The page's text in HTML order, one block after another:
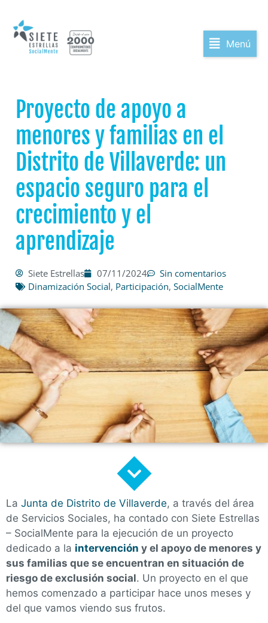
Menú
Proyecto de apoyo a
menores y familias en el
Distrito de Villaverde: un
espacio seguro para el
crecimiento y el
aprendizaje
Siete Estrellas 07/11/2024
Sin comentarios
Dinamización Social, Participación, SocialMente
La Junta de Distrito de Villaverde, a través del área
de Servicios Sociales, ha contado con Siete Estrellas
– SocialMente para la ejecución de un proyecto
dedicado a la intervención y el apoyo de menores y
sus familias que se encuentran en situación de
riesgo de exclusión social. Un proyecto en el que
hemos comenzado a participar hace unos meses y
del que vamos viendo sus frutos.